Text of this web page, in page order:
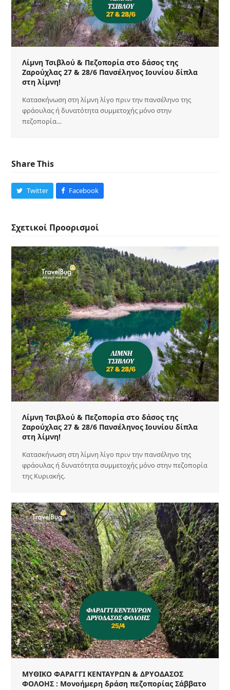
Λίμνη Τσιβλού & Πεζοπορία στο δάσος της
Ζαρούχλας 27 & 28/6 Πανσέληνος Ιουνίου δίπλα
στη λίμνη!
Κατασκήνωση στη λίμνη λίγο πριν την πανσέληνο της
φράουλας ή δυνατότητα συμμετοχής μόνο στην
πεζοπορία…
Share This
Twitter Facebook
Σχετικοί Προορισμοί
Λίμνη Τσιβλού & Πεζοπορία στο δάσος της
Ζαρούχλας 27 & 28/6 Πανσέληνος Ιουνίου δίπλα
στη λίμνη!
Κατασκήνωση στη λίμνη λίγο πριν την πανσέληνο της
φράουλας ή δυνατότητα συμμετοχής μόνο στην πεζοπορία
της Κυριακής.
ΜΥΘΙΚΟ ΦΑΡΑΓΓΙ ΚΕΝΤΑΥΡΩΝ & ΔΡΥΟΔΑΣΟΣ
ΦΟΛΟΗΣ : Μονοήμερη δράση πεζοπορίας Σάββατο